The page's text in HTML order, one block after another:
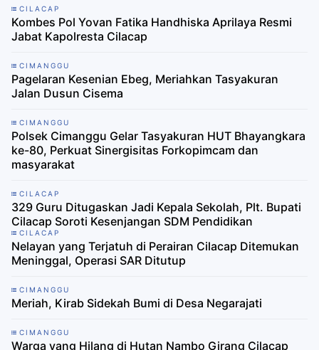
CILACAP
Kombes Pol Yovan Fatika Handhiska Aprilaya Resmi
Jabat Kapolresta Cilacap
CIMANGGU
Pagelaran Kesenian Ebeg, Meriahkan Tasyakuran
Jalan Dusun Cisema
CIMANGGU
Polsek Cimanggu Gelar Tasyakuran HUT Bhayangkara
ke-80, Perkuat Sinergisitas Forkopimcam dan
masyarakat
CILACAP
329 Guru Ditugaskan Jadi Kepala Sekolah, Plt. Bupati
Cilacap Soroti Kesenjangan SDM Pendidikan
CILACAP
Nelayan yang Terjatuh di Perairan Cilacap Ditemukan
Meninggal, Operasi SAR Ditutup
CIMANGGU
Meriah, Kirab Sidekah Bumi di Desa Negarajati
CIMANGGU
Warga yang Hilang di Hutan Nambo Girang Cilacap